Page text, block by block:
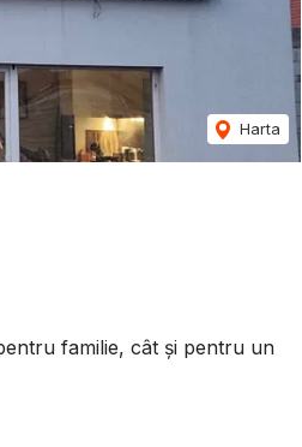
Harta
familie, cât și pentru un